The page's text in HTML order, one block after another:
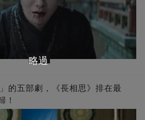
的五部劇，《長相思》排在最
！
略過